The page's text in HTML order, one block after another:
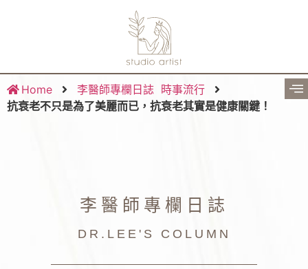
Home 李醫師專欄日誌 時事流行
抗衰老不只是為了美麗而已，抗衰老其實是健康關鍵！
李醫師專欄日誌
DR.LEE'S COLUMN